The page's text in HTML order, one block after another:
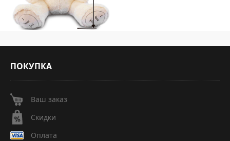
ПОКУПКА
Ваш заказ
Скидки
Оплата